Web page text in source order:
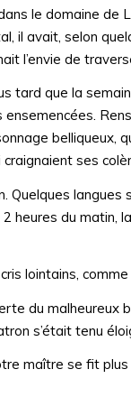
le domaine de
il avait, selon
l’envie de
tard que la
belliqueux,
ses
Quelques
du matin,
lointains,
du malheureux
s’était tenu
maître se fit